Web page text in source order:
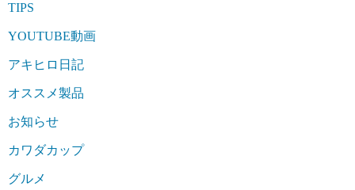
TIPS
YOUTUBE動画
アキヒロ日記
オススメ製品
お知らせ
カワダカップ
グルメ